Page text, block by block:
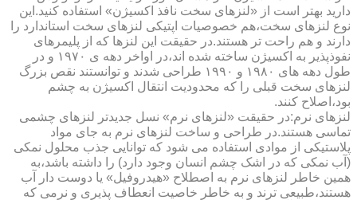
دارید بهتر است از «لنزهای سخت نافذ اکسیژن» استفاده کنید.این
نوع لنزهای سخت،هم خصوصیات اپتیکی لنزهای سخت استاندارد را
دارند و هم راحت تر هستند.در حقیقت این لنزها که از پلیمرهای
نفوذپذیر به اکسیژن ساخته شده اند،در اواخر دهه ی ۱۹۷۰ و در
طول دهه های ۱۹۸۰ و ۱۹۹۰ طراحی شدند و توانستند نقص بزرگ
لنزهای سخت قبلی را که محدودیت انتقال اکسیژن به چشم
بود،اصلاح کنند.
لنزهای نرم:در حقیقت «لنزهای نرم» نسل جدیدتر لنزهای چشمی
تماسی هستند.در طراحی و ساخت لنزهای نرم به جای مواد
پلاستیکی از موادی استفاده می شود که توانایی جذب محلول نمکی
(آب نمکی که در اشک چشم انسان وجود دارد) را داشته باشد،به
همین خاطر لنزهای نرم به اصطلاح «هیدروفیل» یا دوست دار آب
هستند،طبیعی ترند و به خاطر خاصیت انعطاف پذیری و نرمی که